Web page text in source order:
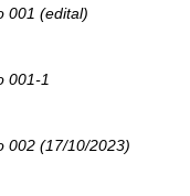
001 (edital)
001-1
002 (17/10/2023)